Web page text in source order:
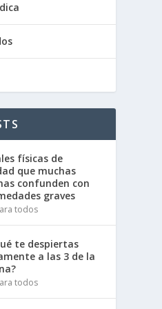
físicas de
que muchas
confunden con
graves
todos
te despiertas
a las 3 de la
todos